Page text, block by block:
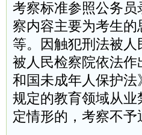
考察标准参照公务
察内容主要为考生
等。因触犯刑法被
被人民检察院依法
和国未成年人保护
规定的教育领域从
定情形的，考察不予